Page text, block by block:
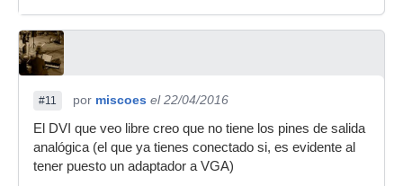
#11 por miscoes el 22/04/2016
El DVI que veo libre creo que no tiene los pines de salida
analógica (el que ya tienes conectado si, es evidente al
tener puesto un adaptador a VGA)